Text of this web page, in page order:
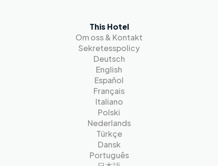
This Hotel
Om oss & Kontakt
Sekretesspolicy
Deutsch
English
Español
Français
Italiano
Polski
Nederlands
Türkçe
Dansk
Português